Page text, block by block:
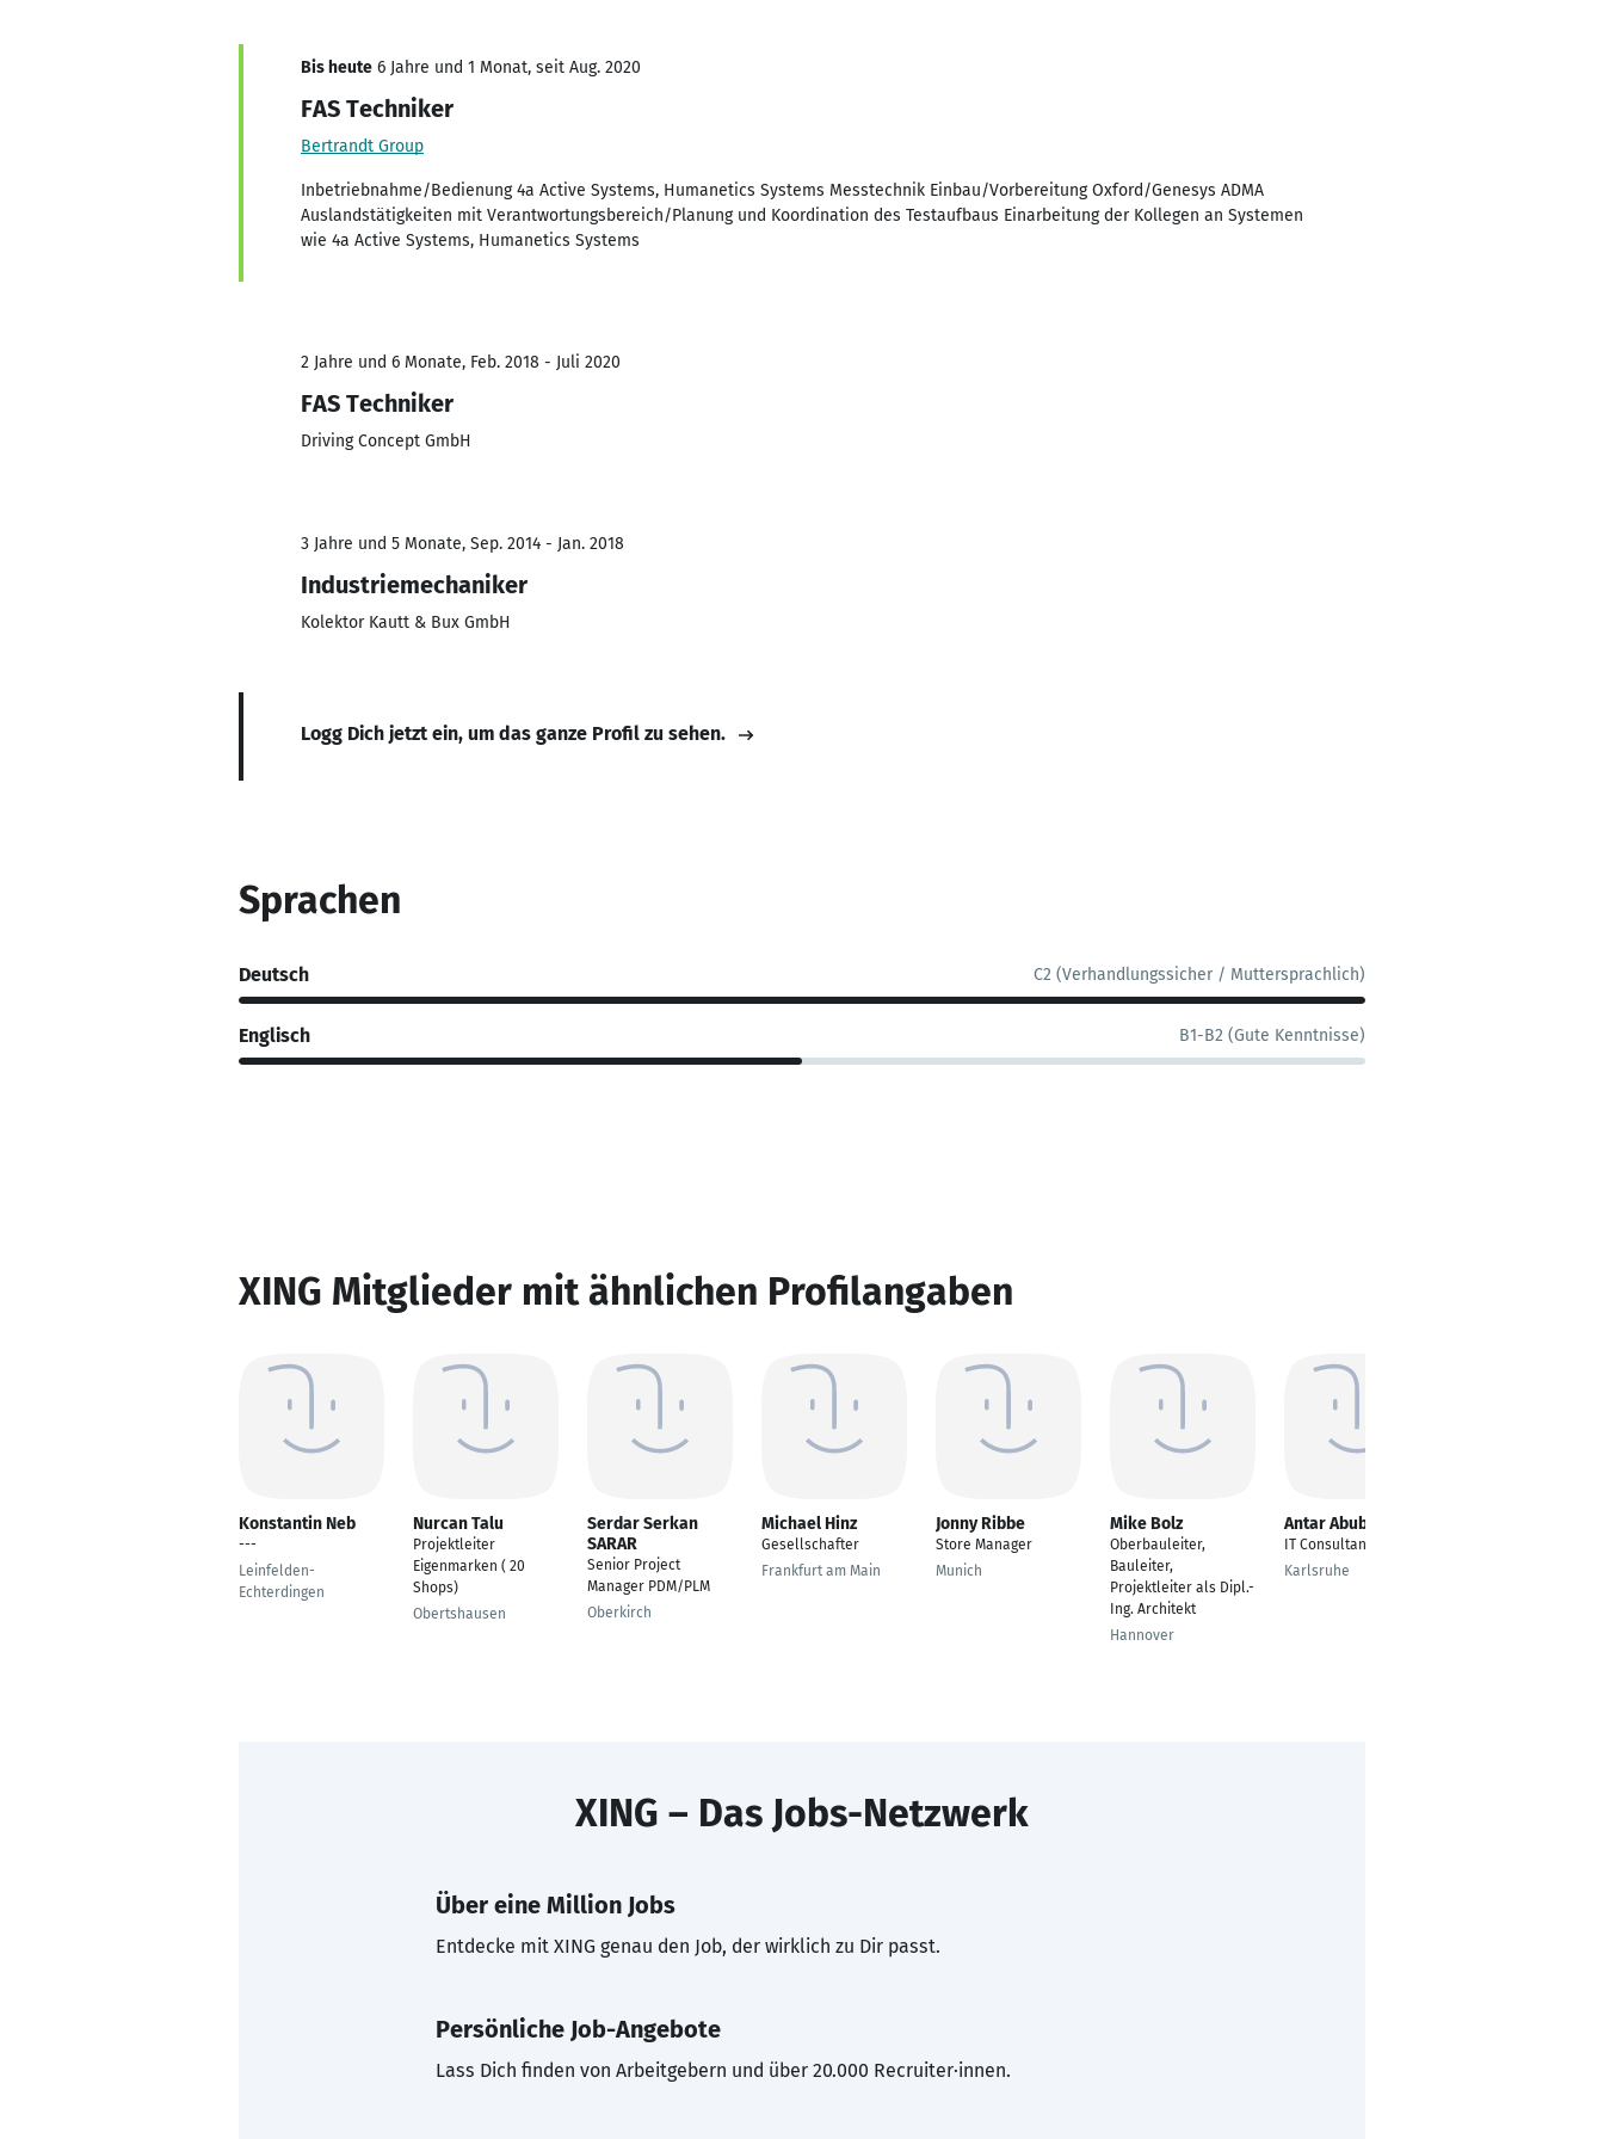
Bis heute 6 Jahre und 1 Monat, seit Aug. 2020
FAS Techniker
Bertrandt Group
Inbetriebnahme/Bedienung 4a Active Systems, Humanetics Systems Messtechnik Einbau/Vorbereitung Oxford/Genesys ADMA
Auslandstätigkeiten mit Verantwortungsbereich/Planung und Koordination des Testaufbaus Einarbeitung der Kollegen an Systemen
wie 4a Active Systems, Humanetics Systems
2 Jahre und 6 Monate, Feb. 2018 - Juli 2020
FAS Techniker
Driving Concept GmbH
3 Jahre und 5 Monate, Sep. 2014 - Jan. 2018
Industriemechaniker
Kolektor Kautt & Bux GmbH
Logg Dich jetzt ein, um das ganze Profil zu sehen.
Sprachen
Deutsch C2 (Verhandlungssicher / Muttersprachlich)
Englisch B1-B2 (Gute Kenntnisse)
XING Mitglieder mit ähnlichen Profilangaben
Konstantin Neb
---
Leinfelden-
Echterdingen
Nurcan Talu
Projektleiter
Eigenmarken ( 20
Shops)
Obertshausen
Serdar Serkan
SARAR
Senior Project
Manager PDM/PLM
Oberkirch
Michael Hinz
Gesellschafter
Frankfurt am Main
Jonny Ribbe
Store Manager
Munich
Mike Bolz
Oberbauleiter,
Bauleiter,
Projektleiter als Dipl.-
Ing. Architekt
Hannover
Antar Abubakar
IT Consultant
Karlsruhe
XING – Das Jobs-Netzwerk
Über eine Million Jobs
Entdecke mit XING genau den Job, der wirklich zu Dir passt.
Persönliche Job-Angebote
Lass Dich finden von Arbeitgebern und über 20.000 Recruiter·innen.